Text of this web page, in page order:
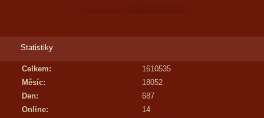
Statistiky
Online: 14
Celkem:
1610535
Měsíc:
18052
Den:
687